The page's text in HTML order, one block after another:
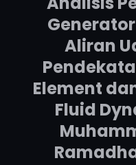
Aliran
Element
Fluid